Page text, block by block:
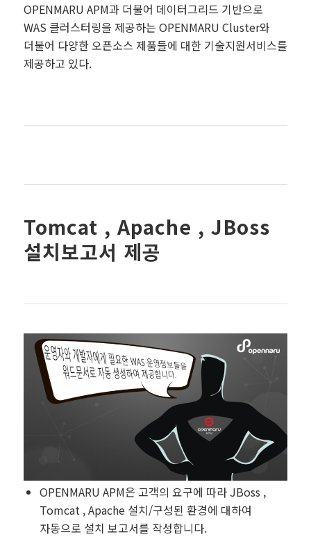
OPENMARU APM과 더불어 데이터그리드 기반으로
WAS 클러스터링을 제공하는 OPENMARU Cluster와
더불어 다양한 오픈소스 제품들에 대한 기술지원서비스를
제공하고 있다.
Tomcat , Apache , JBoss
설치보고서 제공
OPENMARU APM은 고객의 요구에 따라 JBoss ,
Tomcat , Apache 설치/구성된 환경에 대하여
자동으로 설치 보고서를 작성합니다.